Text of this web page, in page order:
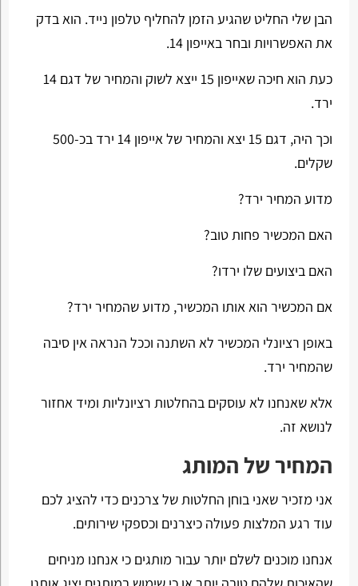
הבן שלי החליט שהגיע הזמן להחליף טלפון נייד. הוא בדק
את האפשרויות ובחר באייפון 14.
כעת הוא חיכה שאייפון 15 ייצא לשוק והמחיר של דגם 14
ירד.
וכך היה, דגם 15 יצא והמחיר של אייפון 14 ירד בכ-500
שקלים.
מדוע המחיר ירד?
האם המכשיר פחות טוב?
האם ביצועים שלו ירדו?
אם המכשיר הוא אותו המכשיר, מדוע שהמחיר ירד?
באופן רציונלי המכשיר לא השתנה וככל הנראה אין סיבה
שהמחיר ירד.
אלא שאנחנו לא עוסקים בהחלטות רציונליות ומיד אחזור
לנושא זה.
המחיר של המותג
אני מזכיר שאני בוחן החלטות של צרכנים כדי להציג לכם
עוד רגע המלצות פעולה כיצרנים וכספקי שירותים.
אנחנו מוכנים לשלם יותר עבור מותגים כי אנחנו מניחים